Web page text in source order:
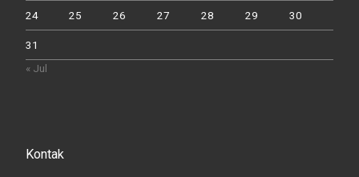
24 25 26 27 28 29 30
31
« Jul
Kontak